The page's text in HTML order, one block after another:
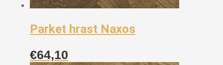
Parket hrast Naxos
€64,10